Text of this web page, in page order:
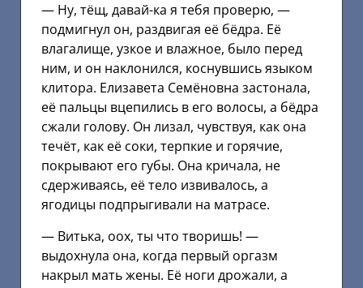
— Ну, тёщ, давай-ка я тебя проверю, —
подмигнул он, раздвигая её бёдра. Её
влагалище, узкое и влажное, было перед
ним, и он наклонился, коснувшись языком
клитора. Елизавета Семёновна застонала,
её пальцы вцепились в его волосы, а бёдра
сжали голову. Он лизал, чувствуя, как она
течёт, как её соки, терпкие и горячие,
покрывают его губы. Она кричала, не
сдерживаясь, её тело извивалось, а
ягодицы подпрыгивали на матрасе.
— Витька, оох, ты что творишь! —
выдохнула она, когда первый оргазм
накрыл мать жены. Её ноги дрожали, а